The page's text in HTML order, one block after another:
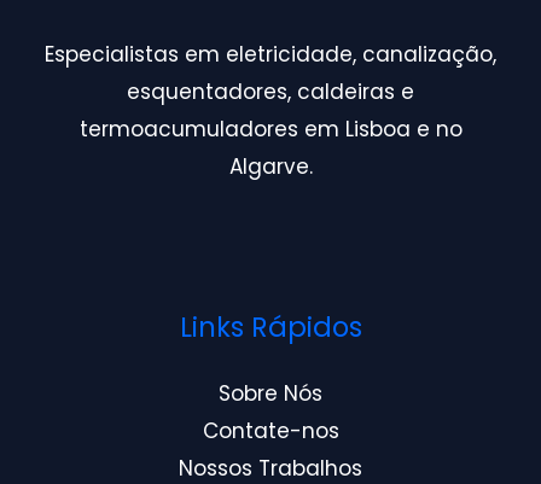
Especialistas em eletricidade, canalização,
esquentadores, caldeiras e
termoacumuladores em Lisboa e no
Algarve.
Links Rápidos
Sobre Nós
Contate-nos
Nossos Trabalhos